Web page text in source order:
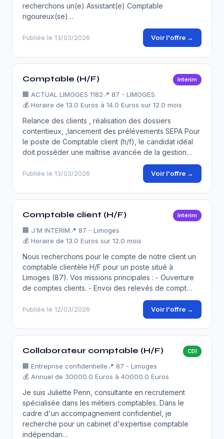
recherchons un(e) Assistant(e) Comptable
rigoureux(se)…
Publiée le 13/03/2026 Voir l'offre →
Comptable (H/F) Intérim
🏢 ACTUAL LIMOGES 1182 📍 87 - LIMOGES
💰 Horaire de 13.0 Euros à 14.0 Euros sur 12.0 mois
Relance des clients , réalisation des dossiers
contentieux, ,lancement des prélévements SEPA Pour
le poste de Comptable client (h/f), le candidat idéal
doit posséder une maîtrise avancée de la gestion…
Publiée le 13/03/2026 Voir l'offre →
Comptable client (H/F) Intérim
🏢 J'M INTERIM 📍 87 - Limoges
💰 Horaire de 13.0 Euros sur 12.0 mois
Nous recherchons pour le compte de notre client un
comptable clientèle H/F pour un poste situé à
Limoges (87). Vos missions principales : - Ouverture
de comptes clients. - Envoi des relevés de compt…
Publiée le 12/03/2026 Voir l'offre →
Collaborateur comptable (H/F) CDI
🏢 Entreprise confidentielle 📍 87 - Limoges
💰 Annuel de 30000.0 Euros à 40000.0 Euros
Je suis Juliette Penn, consultante en recrutement
spécialisée dans les métiers comptables. Dans le
cadre d'un accompagnement confidentiel, je
recherche pour un cabinet d'expertise comptable
indépendan…